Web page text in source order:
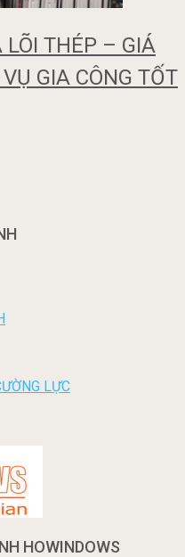
LÕI THÉP – GIÁ
GIA CÔNG TỐT
LỰC
HOWINDOWS